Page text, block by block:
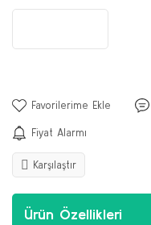
Fiyat Alarmı
Karşılaştır
Ürün Özellikleri